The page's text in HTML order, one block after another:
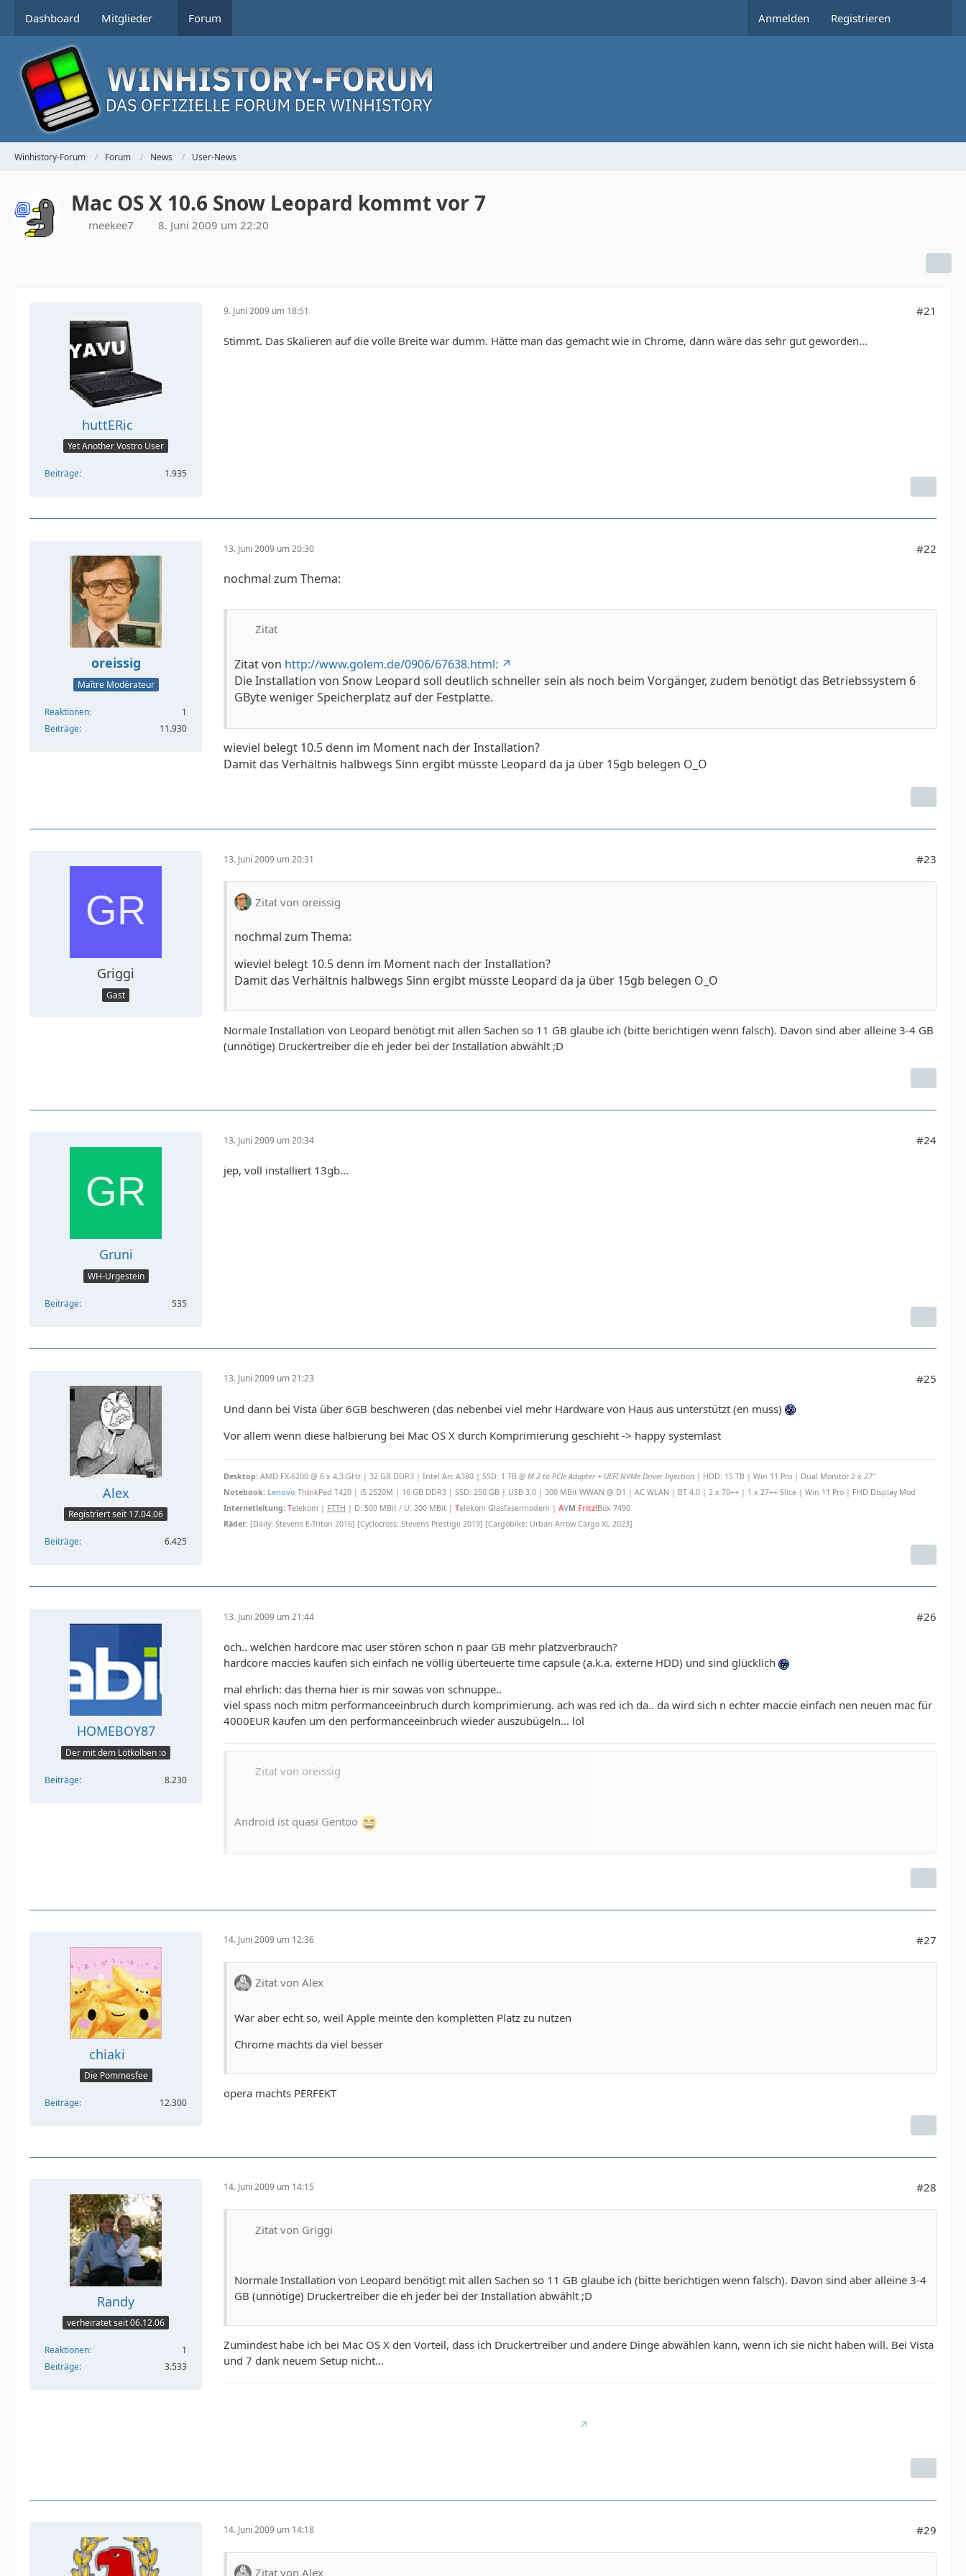
Dashboard Mitglieder Forum Anmelden Registrieren
Winhistory-Forum Forum News User-News
Mac OS X 10.6 Snow Leopard kommt vor 7
meekee7 8. Juni 2009 um 22:20
huttERic
Yet Another Vostro User
Beiträge 1.935
9. Juni 2009 um 18:51 #21
Stimmt. Das Skalieren auf die volle Breite war dumm. Hätte man das gemacht wie in Chrome, dann wäre das sehr gut geworden...
oreissig
Maître Modérateur
Reaktionen
1
Beiträge
11.930
13. Juni 2009 um 20:30 #22
nochmal zum Thema:
Zitat
Zitat von http://www.golem.de/0906/67638.html:
Die Installation von Snow Leopard soll deutlich schneller sein als noch beim Vorgänger, zudem benötigt das Betriebssystem 6
GByte weniger Speicherplatz auf der Festplatte.
wieviel belegt 10.5 denn im Moment nach der Installation?
Damit das Verhältnis halbwegs Sinn ergibt müsste Leopard da ja über 15gb belegen O_O
Griggi
Gast
13. Juni 2009 um 20:31 #23
Zitat von oreissig
nochmal zum Thema:
wieviel belegt 10.5 denn im Moment nach der Installation?
Damit das Verhältnis halbwegs Sinn ergibt müsste Leopard da ja über 15gb belegen O_O
Normale Installation von Leopard benötigt mit allen Sachen so 11 GB glaube ich (bitte berichtigen wenn falsch). Davon sind aber alleine 3-4 GB
(unnötige) Druckertreiber die eh jeder bei der Installation abwählt ;D
Gruni
WH-Urgestein
Beiträge 535
13. Juni 2009 um 20:34 #24
jep, voll installiert 13gb...
Alex
Registriert seit 17.04.06
Beiträge 6.425
13. Juni 2009 um 21:23 #25
Und dann bei Vista über 6GB beschweren (das nebenbei viel mehr Hardware von Haus aus unterstützt (en muss)
Vor allem wenn diese halbierung bei Mac OS X durch Komprimierung geschieht -> happy systemlast
Desktop: AMD FX-6200 @ 6 x 4,3 GHz | 32 GB DDR3 | Intel Arc A380 | SSD: 1 TB @ M.2 to PCIe Adapter + UEFI NVMe Driver Injection | HDD: 15 TB | Win 11 Pro | Dual Monitor 2 x 27"
Notebook: Lenovo ThinkPad T420 | i5 2520M | 16 GB DDR3 | SSD: 250 GB | USB 3.0 | 300 MBit WWAN @ D1 | AC WLAN | BT 4.0 | 2 x 70++ | 1 x 27++ Slice | Win 11 Pro | FHD Display Mod
Internetleitung: Telekom | FTTH | D: 500 MBit / U: 200 MBit | Telekom Glasfasermodem | AVM Fritz!Box 7490
Räder: [Daily: Stevens E-Triton 2016] [Cyclocross: Stevens Prestige 2019] [Cargobike: Urban Arrow Cargo XL 2023]
HOMEBOY87
Der mit dem Lötkolben :o
Beiträge 8.230
13. Juni 2009 um 21:44 #26
och.. welchen hardcore mac user stören schon n paar GB mehr platzverbrauch?
hardcore maccies kaufen sich einfach ne völlig überteuerte time capsule (a.k.a. externe HDD) und sind glücklich
mal ehrlich: das thema hier is mir sowas von schnuppe..
viel spass noch mitm performanceeinbruch durch komprimierung. ach was red ich da.. da wird sich n echter maccie einfach nen neuen mac für
4000EUR kaufen um den performanceeinbruch wieder auszubügeln... lol
Zitat von oreissig
Android ist quasi Gentoo
chiaki
Die Pommesfee
Beiträge 12.300
14. Juni 2009 um 12:36 #27
Zitat von Alex
War aber echt so, weil Apple meinte den kompletten Platz zu nutzen
Chrome machts da viel besser
opera machts PERFEKT
Randy
verheiratet seit 06.12.06
Reaktionen
1
Beiträge
3.533
14. Juni 2009 um 14:15 #28
Zitat von Griggi
Normale Installation von Leopard benötigt mit allen Sachen so 11 GB glaube ich (bitte berichtigen wenn falsch). Davon sind aber alleine 3-4
GB (unnötige) Druckertreiber die eh jeder bei der Installation abwählt ;D
Zumindest habe ich bei Mac OS X den Vorteil, dass ich Druckertreiber und andere Dinge abwählen kann, wenn ich sie nicht haben will. Bei Vista
und 7 dank neuem Setup nicht...
14. Juni 2009 um 14:18 #29
Zitat von Alex